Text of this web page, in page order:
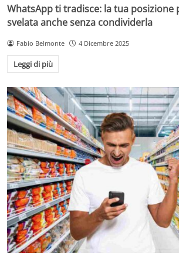
WhatsApp ti tradisce: la tua posizione
svelata anche senza condividerla
Fabio Belmonte 4 Dicembre 2025
Leggi di più